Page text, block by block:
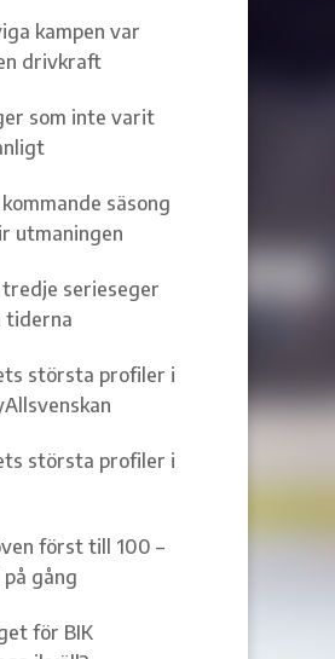
kampen var
drivkraft
som inte varit
säsong
utmaningen
tredje serieseger
tiderna
största profiler i
största profiler i
först till 100 –
gång
för BIK